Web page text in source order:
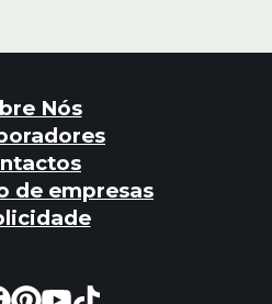
Nós
de empresas